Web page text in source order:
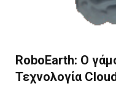
RoboEarth: Ο
Τεχνολογία